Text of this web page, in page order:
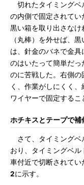
切れたタイミングベ
の内側で固定されて
黒い箱を取り出さなけ
（丸棒）を外せば、
は、針金のバネで金
のはいたって簡単だ
のに苦戦した。右側
く、作業がしにくく
ワイヤーで固定するこ
ホチキスとテープで補
さて、タイミングベ
おり、タイミングベ
車付近で切断されて
2に示す。